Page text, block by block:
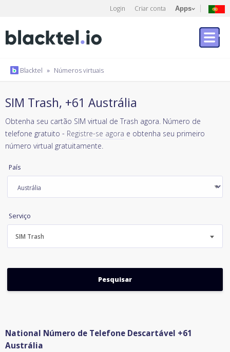
Login Criar conta Apps
Blacktel » Números virtuais
SIM Trash, +61 Austrália
Obtenha seu cartão SIM virtual de Trash agora. Número de
telefone gratuito - Registre-se agora e obtenha seu primeiro
número virtual gratuitamente.
País
Serviço
SIM Trash
National Número de Telefone Descartável +61
Austrália